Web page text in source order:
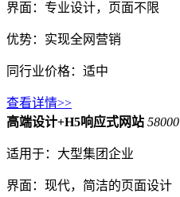
界面：专业设计，页面不限
优势：实现全网营销
同行业价格：适中
查看详情>>
高端设计+H5响应式网站 58000
适用于：大型集团企业
界面：现代，简洁的页面设计